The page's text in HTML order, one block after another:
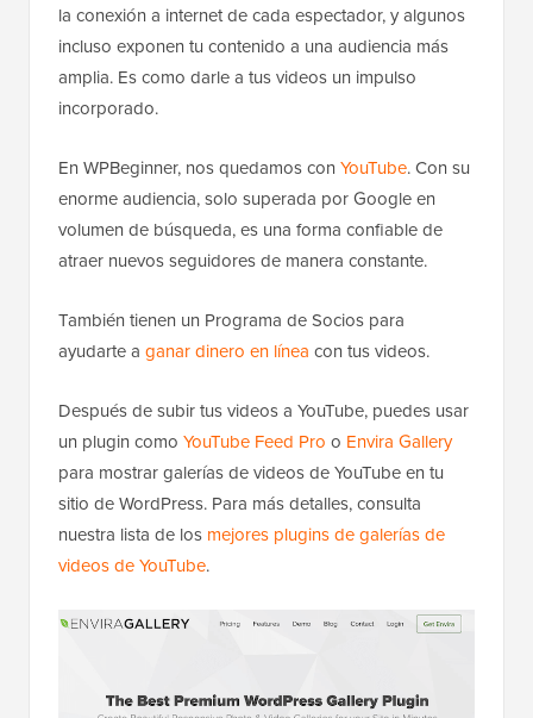
la conexión a internet de cada espectador, y algunos
incluso exponen tu contenido a una audiencia más
amplia. Es como darle a tus videos un impulso
incorporado.
En WPBeginner, nos quedamos con YouTube. Con su
enorme audiencia, solo superada por Google en
volumen de búsqueda, es una forma confiable de
atraer nuevos seguidores de manera constante.
También tienen un Programa de Socios para
ayudarte a ganar dinero en línea con tus videos.
Después de subir tus videos a YouTube, puedes usar
un plugin como YouTube Feed Pro o Envira Gallery
para mostrar galerías de videos de YouTube en tu
sitio de WordPress. Para más detalles, consulta
nuestra lista de los mejores plugins de galerías de
videos de YouTube.